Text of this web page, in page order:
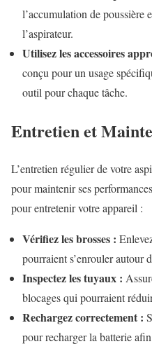
l’accumulation de poussière
l’aspirateur.
Utilisez les accessoires
conçu pour un usage
outil pour chaque tâche.
Entretien et
L’entretien régulier de votre
pour maintenir ses
pour entretenir votre appareil :
Vérifiez les brosses :
pourraient s’enrouler autour
Inspectez les tuyaux :
blocages qui pourraient
Rechargez correctement :
pour recharger la batterie